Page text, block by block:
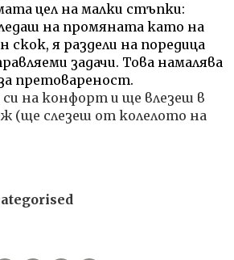
цел на малки стъпки:
на промяната като на
скок, я раздели на поредица
задачи. Това намалява
претовареност.
на конфорт и ще влезеш в
(ще слезеш от колелото на